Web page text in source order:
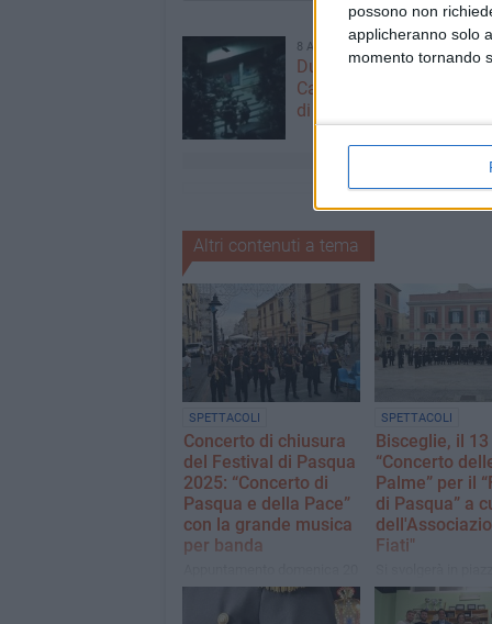
possono non
applicheranno solo
momento tornando
8 AGOSTO 2026
Due latitanti del clan
Capriati arrestati in un
di Bisceglie
Altri contenuti a tema
SPETTACOLI
Concerto di chiusura
del Festival di Pasqua
2025: “Concerto di
Pasqua e della Pace”
con la grande musica
per banda
aprile in Piazza San
Francesco
SPETTACOLI
Bisceglie, il 13
“Concerto
Palme” per il
di Pasqua” a
Fiati"
Margherita a